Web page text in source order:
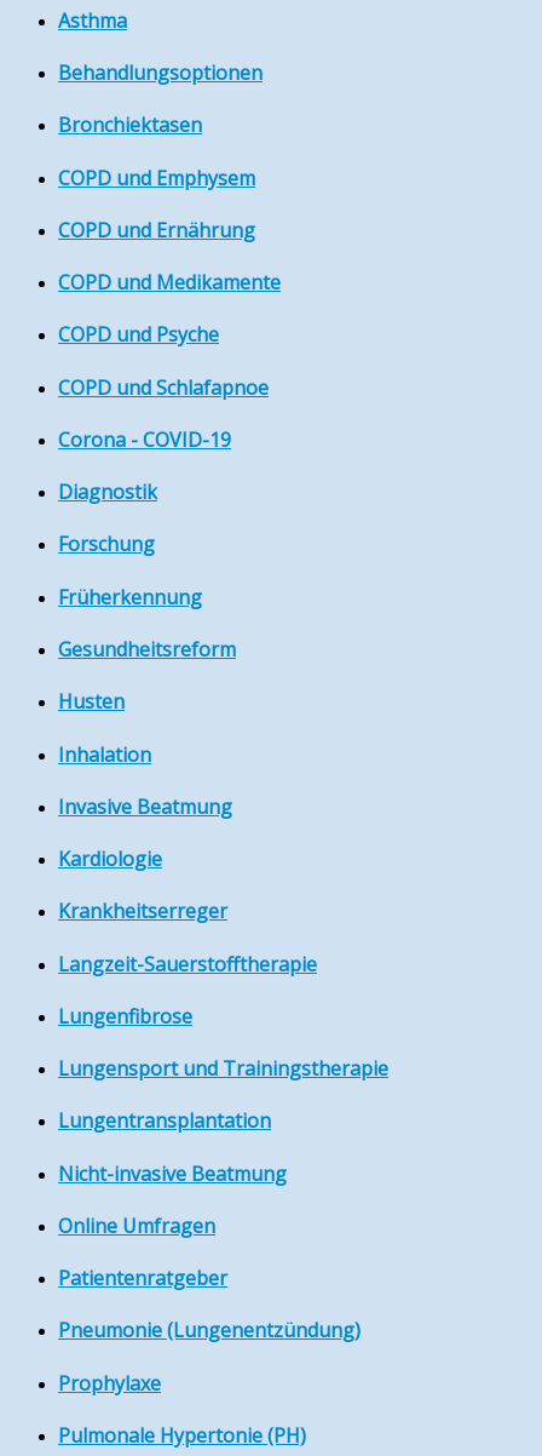
Asthma
Behandlungsoptionen
Bronchiektasen
COPD und Emphysem
COPD und Ernährung
COPD und Medikamente
COPD und Psyche
COPD und Schlafapnoe
Corona - COVID-19
Diagnostik
Forschung
Früherkennung
Gesundheitsreform
Husten
Inhalation
Invasive Beatmung
Kardiologie
Krankheitserreger
Langzeit-Sauerstofftherapie
Lungenfibrose
Lungensport und Trainingstherapie
Lungentransplantation
Nicht-invasive Beatmung
Online Umfragen
Patientenratgeber
Pneumonie (Lungenentzündung)
Prophylaxe
Pulmonale Hypertonie (PH)